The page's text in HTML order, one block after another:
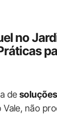
no
de
não